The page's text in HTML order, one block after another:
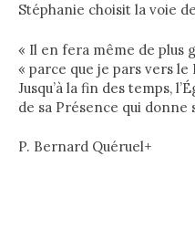
Stéphanie choisit la voie
« Il en fera même de plus
« parce que je pars vers le
Jusqu’à la fin des temps,
de sa Présence qui donne
P. Bernard Quéruel+